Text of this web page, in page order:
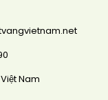
Nam